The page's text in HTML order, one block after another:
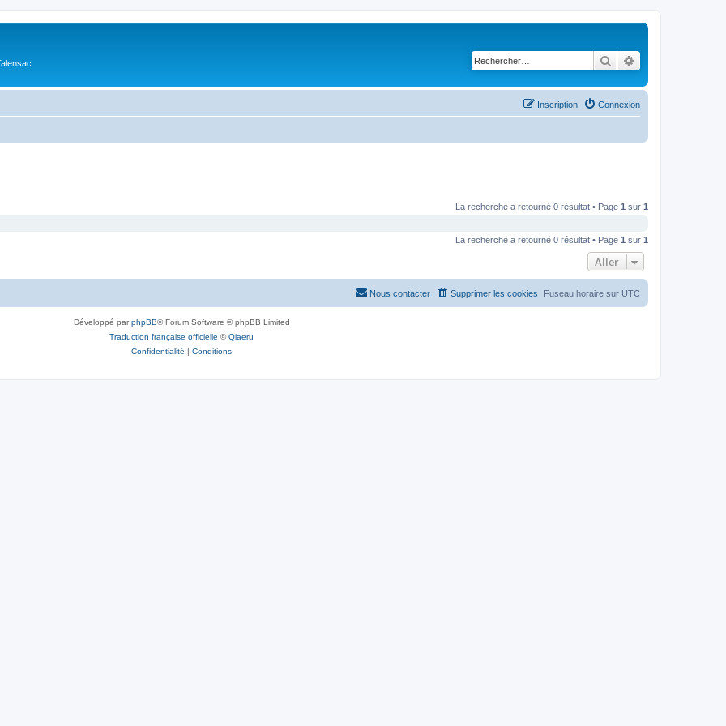
Rechercher
Connexion
Inscription
La recherche a retourné 0 résultat • Page 1 sur 1
La recherche a retourné 0 résultat • Page 1 sur 1
Aller
Fuseau horaire sur UTC
Supprimer les cookies
Nous contacter
Développé parphpBB® Forum Software © phpBB Limited
Traduction française officielle ©Qiaeru
Confidentialité | Conditions